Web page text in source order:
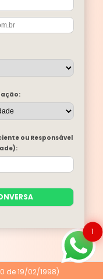
de 19/02/1998)
1
ou Responsável